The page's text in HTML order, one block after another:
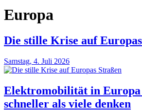
Europa
Die stille Krise auf
Samstag, 4. Juli 2026
Elektromobilität in Europa
schneller als viele denken